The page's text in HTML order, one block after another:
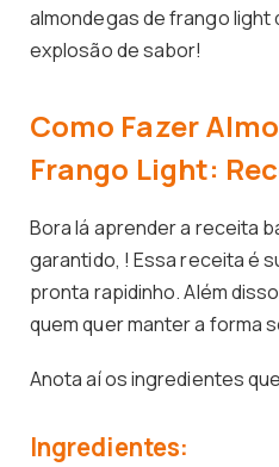
almondegas de frango light
explosão de sabor!
Como Fazer
Frango Light:
Bora lá aprender a receita
garantido, ! Essa receita é
pronta rapidinho. Além
quem quer manter a forma
Anota aí os ingredientes
Ingredientes: